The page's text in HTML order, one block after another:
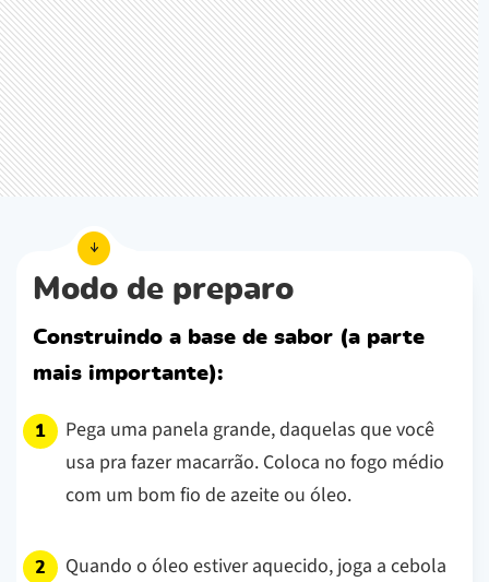
Modo de preparo
Construindo a base de sabor (a parte
mais importante):
Pega uma panela grande, daquelas que você
usa pra fazer macarrão. Coloca no fogo médio
com um bom fio de azeite ou óleo.
Quando o óleo estiver aquecido, joga a cebola